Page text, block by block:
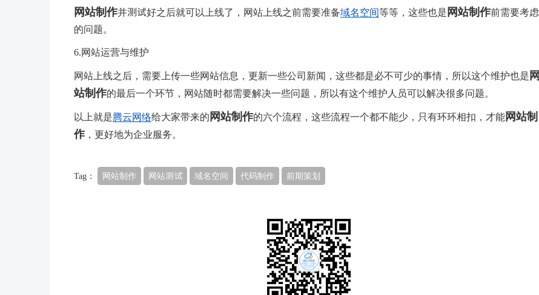
网站制作并测试好之后就可以上线了，网站上线之前需要准备域名空间等等，这些也是 网站制作前需要考虑
的问题。
6.网站运营与维护
网站上线之后，需要上传一些网站信息，更新一些公司新闻，这些都是必不可少的事情，所以这个维护也是 网
站制作的最后一个环节，网站随时都需要解决一些问题，所以有这个维护人员可以解决很多问题。
以上就是腾云网络给大家带来的 网站制作的六个流程，这些流程一个都不能少，只有环环相扣，才能网站制
作，更好地为企业服务。
Tag： 网站制作 网站测试 域名空间 代码制作 前期策划